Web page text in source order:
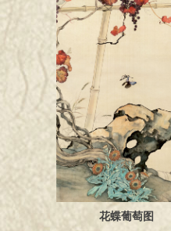
花蝶葡萄图